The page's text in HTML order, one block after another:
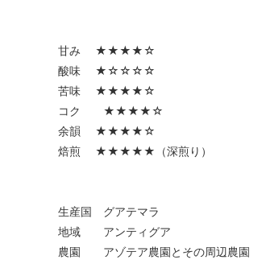
甘み ★★★★☆
酸味 ★☆☆☆☆
苦味 ★★★★☆
コク ★★★★☆
余韻 ★★★★☆
焙煎 ★★★★★（深煎り）
生産国 グアテマラ
地域 アンティグア
農園 アゾテア農園とその周辺農園